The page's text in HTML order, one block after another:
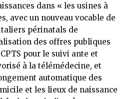
dans « les usines à
avec un nouveau vocable de
périnatals de
des offres publiques
pour le suivi ante et
à la télémédecine, et
automatique des
et les lieux de naissance